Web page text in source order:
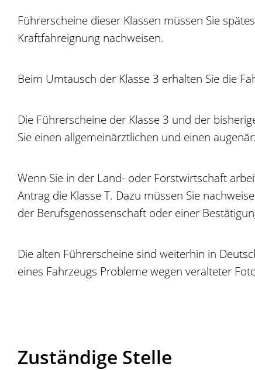
Führerscheine dieser Klassen müssen Sie
Kraftfahreignung nachweisen.
Beim Umtausch der Klasse 3 erhalten Sie die
Die Führerscheine der Klasse 3 und der
Sie einen allgemeinärztlichen und einen
Wenn Sie in der Land- oder Forstwirtschaft
Antrag die Klasse T. Dazu müssen Sie
der Berufsgenossenschaft oder einer
Die alten Führerscheine sind weiterhin in
eines Fahrzeugs Probleme wegen veralteter
Zuständige Stelle